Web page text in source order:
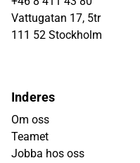
Vattugatan 17, 5tr
111 52 Stockholm
Inderes
Om oss
Teamet
Jobba hos oss